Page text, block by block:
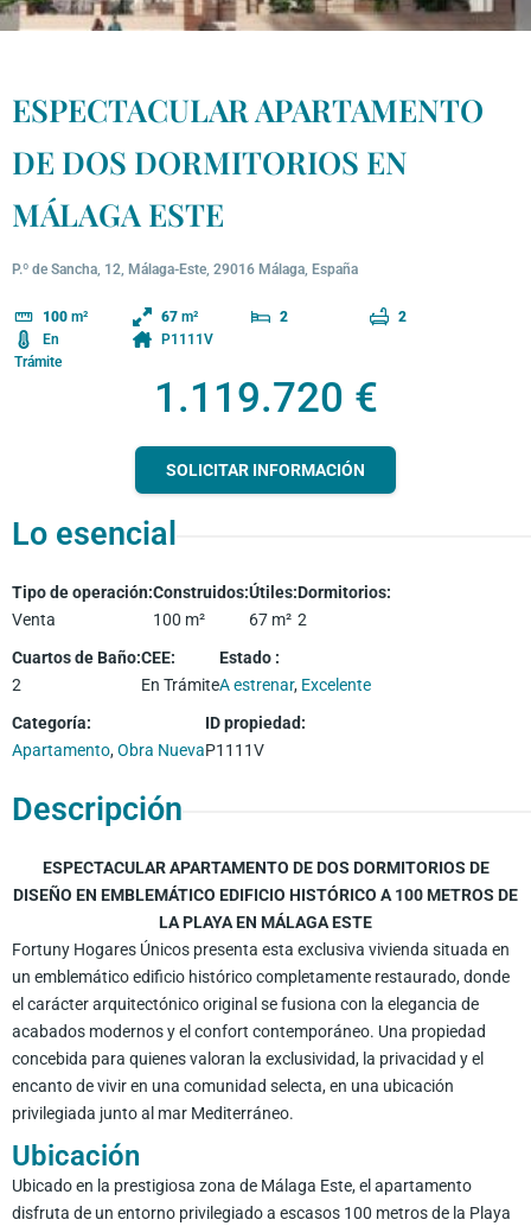
ESPECTACULAR APARTAMENTO
DE DOS DORMITORIOS EN
MÁLAGA ESTE
P.º de Sancha, 12, Málaga-Este, 29016 Málaga, España
100 m² 67 m² 2
2
En
Trámite
P1111V
1.119.720 €
SOLICITAR INFORMACIÓN
Lo esencial
Tipo de operación:
Venta
Construidos:
100 m²
Útiles:
67 m²
Dormitorios:
2
Cuartos de Baño:
2
CEE:
En Trámite
Estado :
A estrenar, Excelente
Categoría:
Apartamento,Obra Nueva
ID propiedad:
P1111V
Descripción
ESPECTACULAR APARTAMENTO DE DOS DORMITORIOS DE
DISEÑO EN EMBLEMÁTICO EDIFICIO HISTÓRICO A 100 METROS DE
LA PLAYA EN MÁLAGA ESTE
Fortuny Hogares Únicos presenta esta exclusiva vivienda situada en
un emblemático edificio histórico completamente restaurado, donde
el carácter arquitectónico original se fusiona con la elegancia de
acabados modernos y el confort contemporáneo. Una propiedad
concebida para quienes valoran la exclusividad, la privacidad y el
encanto de vivir en una comunidad selecta, en una ubicación
privilegiada junto al mar Mediterráneo.
Ubicación
Ubicado en la prestigiosa zona de Málaga Este, el apartamento
disfruta de un entorno privilegiado a escasos 100 metros de la Playa